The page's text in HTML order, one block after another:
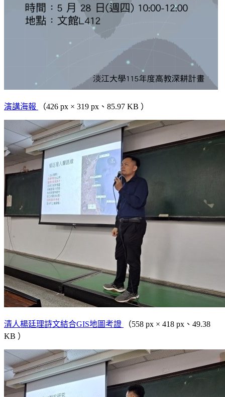
演講海報 （426 px × 319 px、85.97 KB ）
清人楊廷理詩文結合GIS地圖考證
（558 px × 418 px、49.38
KB ）